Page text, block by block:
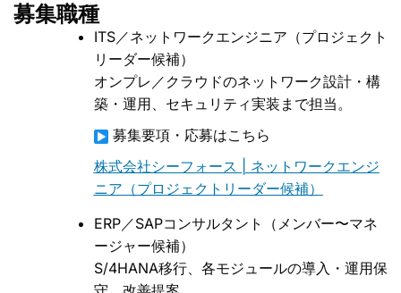
募集職種
ITS／ネットワークエンジニア（プロジェクト
リーダー候補）
オンプレ／クラウドのネットワーク設計・構
築・運用、セキュリティ実装まで担当。
募集要項・応募はこちら
株式会社シーフォース | ネットワークエンジ
ニア（プロジェクトリーダー候補）
ERP／SAPコンサルタント（メンバー〜マネ
ージャー候補）
S/4HANA移行、各モジュールの導入・運用保